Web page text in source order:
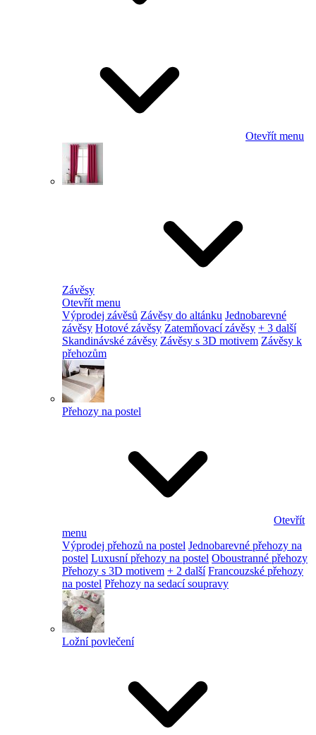
Otevřít menu
Závěsy
Otevřít menu
Výprodej závěsů Závěsy do altánku Jednobarevné
závěsy Hotové závěsy Zatemňovací závěsy + 3 další
Skandinávské závěsy Závěsy s 3D motivem Závěsy k
přehozům
Přehozy na postel
Otevřít
menu
Výprodej přehozů na postel Jednobarevné přehozy na
postel Luxusní přehozy na postel Oboustranné přehozy
Přehozy s 3D motivem + 2 další Francouzské přehozy
na postel Přehozy na sedací soupravy
Ložní povlečení